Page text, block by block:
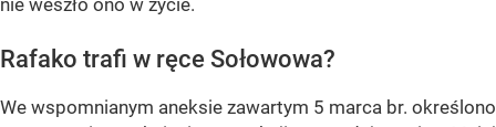
nie weszło ono w życie.
Rafako trafi w ręce Sołowowa?
We wspomnianym aneksie zawartym 5 marca br. określono